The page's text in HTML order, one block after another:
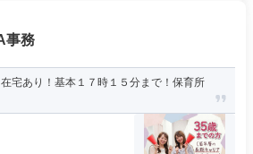
事務
在宅あり！基本１７時１５分まで！保育所